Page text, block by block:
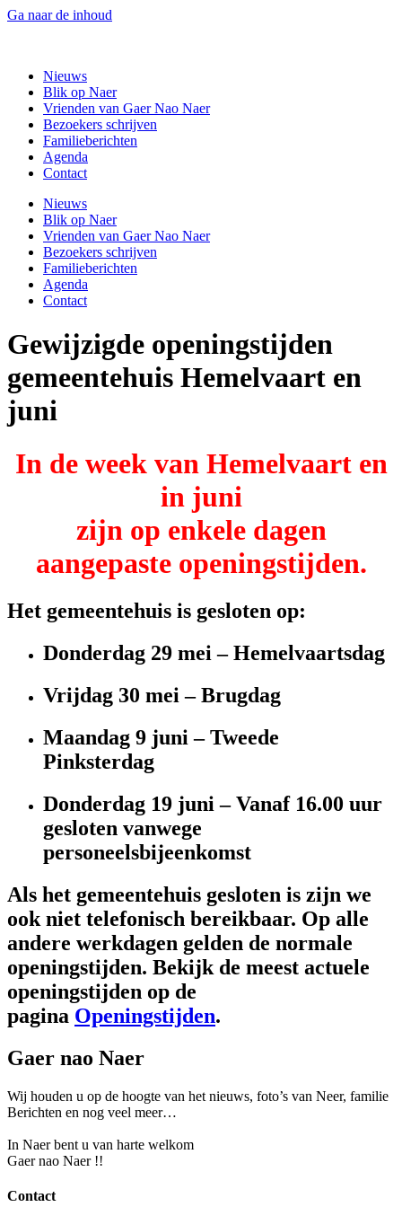
Ga naar de inhoud
Nieuws
Blik op Naer
Vrienden van Gaer Nao Naer
Bezoekers schrijven
Familieberichten
Agenda
Contact
Nieuws
Blik op Naer
Vrienden van Gaer Nao Naer
Bezoekers schrijven
Familieberichten
Agenda
Contact
Gewijzigde openingstijden
gemeentehuis Hemelvaart en
juni
In de week van Hemelvaart en
in juni
zijn op enkele dagen
aangepaste openingstijden.
Het gemeentehuis is gesloten op:
Donderdag 29 mei – Hemelvaartsdag
Vrijdag 30 mei – Brugdag
Maandag 9 juni – Tweede
Pinksterdag
Donderdag 19 juni – Vanaf 16.00 uur
gesloten vanwege
personeelsbijeenkomst
Als het gemeentehuis gesloten is zijn we
ook niet telefonisch bereikbaar. Op alle
andere werkdagen gelden de normale
openingstijden. Bekijk de meest actuele
openingstijden op de
pagina Openingstijden.
Gaer nao Naer
Wij houden u op de hoogte van het nieuws, foto’s van Neer, familie
Berichten en nog veel meer…
In Naer bent u van harte welkom
Gaer nao Naer !!
Contact